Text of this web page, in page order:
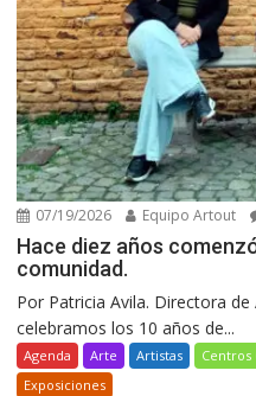
07/19/2026 Equipo Artout
Hace diez años
comunidad.
Por Patricia Avila. Directora
celebramos los 10 años de...
Agenda Arte Artistas Centros
Exposiciones